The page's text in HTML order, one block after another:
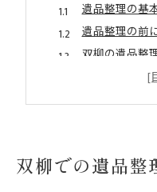
遺品整理の基
遺品整理の前
双柳の遺品整
遺品整理を通
信頼できる遺
双柳での遺品整